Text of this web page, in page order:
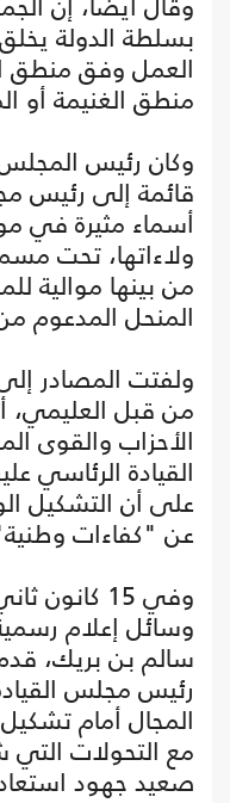
بسلطة الدولة
العمل وفق منطق
منطق الغنيمة أو
وكان رئيس
قائمة إلى رئيس
أسماء مثيرة في
ولاءاتها، تحت
من بينها موالية
المنحل المدعوم
ولفتت المصادر
من قبل العليمي،
الأحزاب والقوى
القيادة الرئاسي
على أن التشكيل
عن "كفاءات
وفي 15
وسائل إعلام
سالم بن بريك،
رئيس مجلس
المجال أمام
مع التحولات التي
صعيد جهود